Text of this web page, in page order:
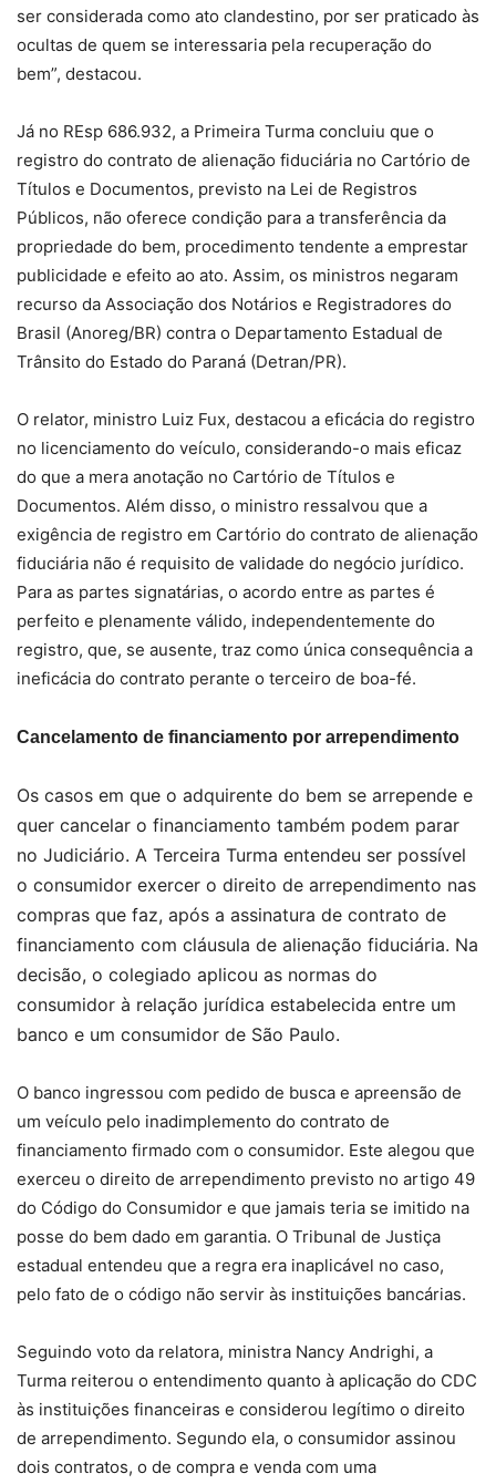
ser considerada como ato clandestino, por ser praticado às
ocultas de quem se interessaria pela recuperação do
bem”, destacou.
Já no REsp 686.932, a Primeira Turma concluiu que o
registro do contrato de alienação fiduciária no Cartório de
Títulos e Documentos, previsto na Lei de Registros
Públicos, não oferece condição para a transferência da
propriedade do bem, procedimento tendente a emprestar
publicidade e efeito ao ato. Assim, os ministros negaram
recurso da Associação dos Notários e Registradores do
Brasil (Anoreg/BR) contra o Departamento Estadual de
Trânsito do Estado do Paraná (Detran/PR).
O relator, ministro Luiz Fux, destacou a eficácia do registro
no licenciamento do veículo, considerando-o mais eficaz
do que a mera anotação no Cartório de Títulos e
Documentos. Além disso, o ministro ressalvou que a
exigência de registro em Cartório do contrato de alienação
fiduciária não é requisito de validade do negócio jurídico.
Para as partes signatárias, o acordo entre as partes é
perfeito e plenamente válido, independentemente do
registro, que, se ausente, traz como única consequência a
ineficácia do contrato perante o terceiro de boa-fé.
Cancelamento de financiamento por arrependimento
Os casos em que o adquirente do bem se arrepende e
quer cancelar o financiamento também podem parar
no Judiciário. A Terceira Turma entendeu ser possível
o consumidor exercer o direito de arrependimento nas
compras que faz, após a assinatura de contrato de
financiamento com cláusula de alienação fiduciária. Na
decisão, o colegiado aplicou as normas do
consumidor à relação jurídica estabelecida entre um
banco e um consumidor de São Paulo.
O banco ingressou com pedido de busca e apreensão de
um veículo pelo inadimplemento do contrato de
financiamento firmado com o consumidor. Este alegou que
exerceu o direito de arrependimento previsto no artigo 49
do Código do Consumidor e que jamais teria se imitido na
posse do bem dado em garantia. O Tribunal de Justiça
estadual entendeu que a regra era inaplicável no caso,
pelo fato de o código não servir às instituições bancárias.
Seguindo voto da relatora, ministra Nancy Andrighi, a
Turma reiterou o entendimento quanto à aplicação do CDC
às instituições financeiras e considerou legítimo o direito
de arrependimento. Segundo ela, o consumidor assinou
dois contratos, o de compra e venda com uma